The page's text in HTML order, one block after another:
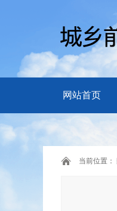
网站首页
当前位置：